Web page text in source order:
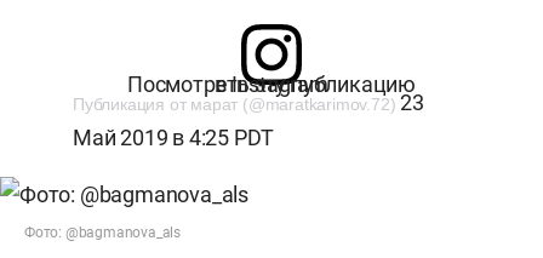
Посмотреть эту публикацию в Instagram
Публикация от марат (@maratkarimov.72) 23
Май 2019 в 4:25 PDT
Фото: @bagmanova_als